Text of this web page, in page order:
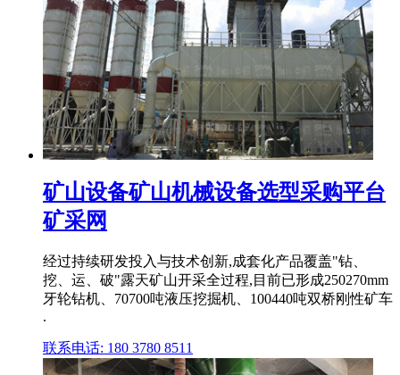
矿山设备矿山机械设备选型采购平台
矿采网
经过持续研发投入与技术创新,成套化产品覆盖"钻、
挖、运、破"露天矿山开采全过程,目前已形成250270mm
牙轮钻机、70700吨液压挖掘机、100440吨双桥刚性矿车
.
联系电话: 180 3780 8511